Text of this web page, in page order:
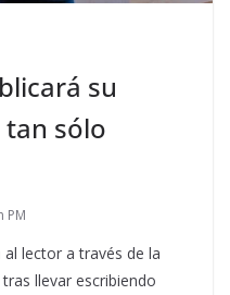
su
sólo
PM
lector a través de la
llevar escribiendo